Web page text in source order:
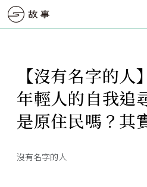
【沒有名字的人
年輕人的自我追
是原住民嗎？其
沒有名字的人